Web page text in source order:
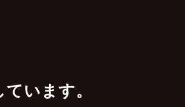
います。